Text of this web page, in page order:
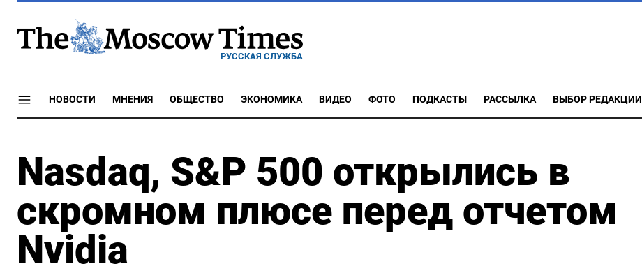
РУССКАЯ СЛУЖБА
НОВОСТИ МНЕНИЯ ОБЩЕСТВО ЭКОНОМИКА ВИДЕО ФОТО ПОДКАСТЫ РАССЫЛКА ВЫБОР РЕДАКЦИИ
Nasdaq, S&P 500 открылись в
скромном плюсе перед отчетом
Nvidia